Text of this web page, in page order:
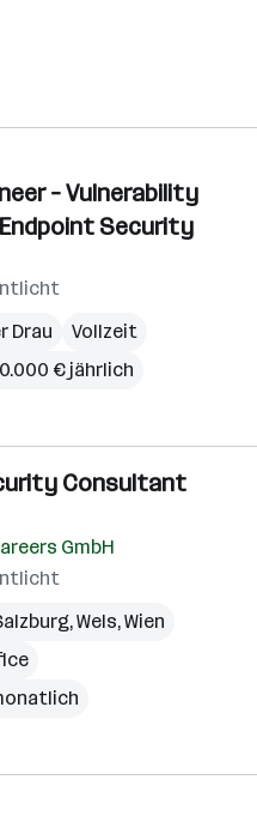
– Vulnerability
Security
Drau
Vollzeit
€ jährlich
Consultant
GmbH
,Wels,Wien